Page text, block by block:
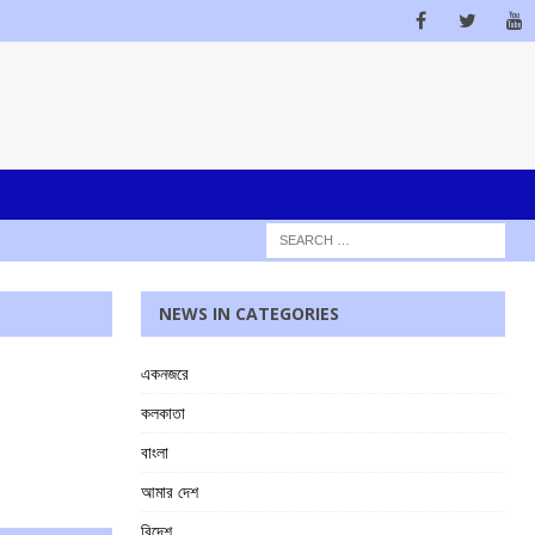
NEWS IN CATEGORIES
একনজরে
কলকাতা
বাংলা
আমার দেশ